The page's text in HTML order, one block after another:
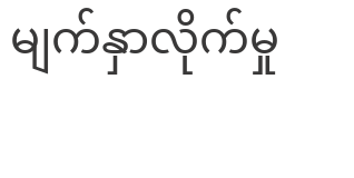
ျက်နှာလိုက်မှု